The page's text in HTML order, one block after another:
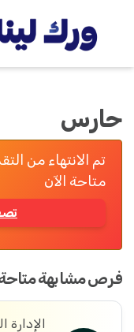
حارس
تم الانتهاء من
متاحة الآن
فرص مشابهة متاحة